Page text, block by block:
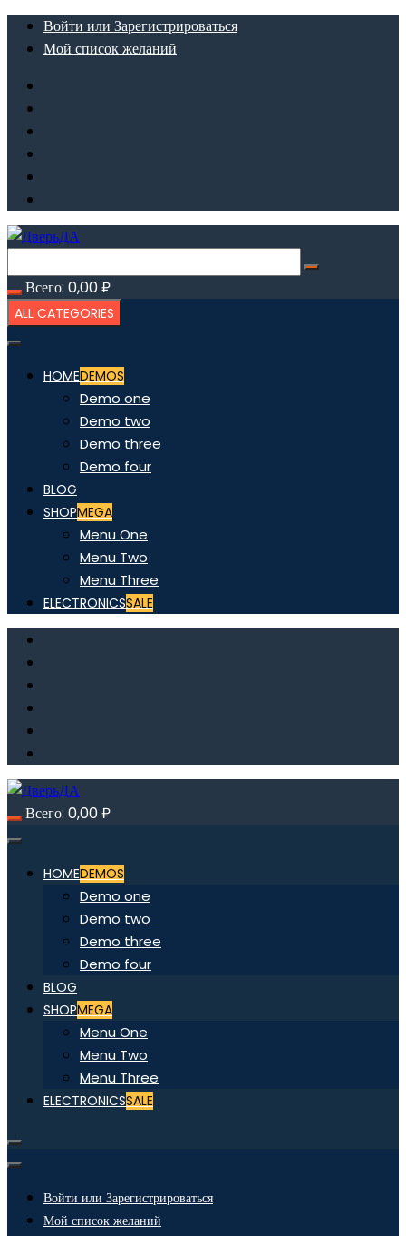
ПерейтиВойти или Зарегистрироваться
Мой список желаний
Всего: 0,00₽
ALL CATEGORIES
HOMEDEMOS
Demo one
Demo two
Demo three
Demo four
BLOG
SHOPMEGA
Menu One
Menu Two
Menu Three
ELECTRONICSSALE
Всего: 0,00₽
HOMEDEMOS
Demo one
Demo two
Demo three
Demo four
BLOG
SHOPMEGA
Menu One
Menu Two
Menu Three
ELECTRONICSSALE
Войти или Зарегистрироваться
Мой список желаний